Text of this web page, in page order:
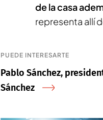
de la casa
representa allí
PUEDE INTERESARTE
Pablo Sánchez,
Sánchez